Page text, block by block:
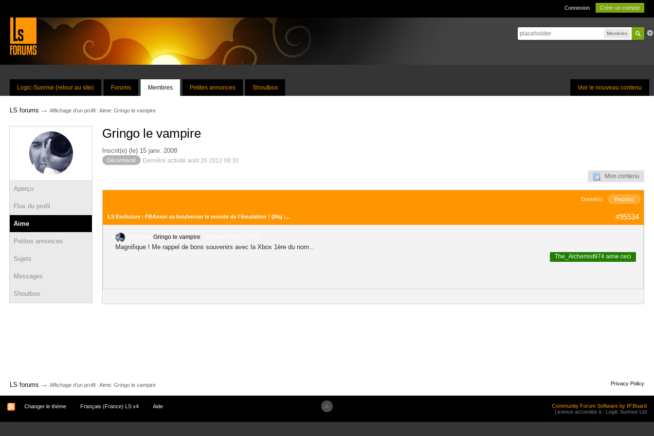
Connexion Créer un compte
Membres
Voir le nouveau contenu
Logic-Sunrise (retour au site) Forums Membres Petites annonces Shoutbox
LS forums → Affichage d'un profil : Aime: Gringo le vampire
Aperçu
Flux du profil
Aime
Petites annonces
Sujets
Messages
Shoutbox
Gringo le vampire
Inscrit(e) (le) 15 janv. 2008
Déconnecté Dernière activité août 26 2012 08:32
Mon contenu
Donné(s) Reçu(s)
#95534
LS Exclusive : FBAnext va boulverser le monde de l'émulation ! (Maj :...
Gringo le vampire
Magnifique ! Me rappel de bons souvenirs avec la Xbox 1ère du nom...
The_Alchemist974 aime ceci
LS forums → Affichage d'un profil : Aime: Gringo le vampire Privacy Policy
Changer le thème Français (France) LS v4 Aide
Community Forum Software by IP.Board
Licence accordée à : Logic Sunrise Ltd